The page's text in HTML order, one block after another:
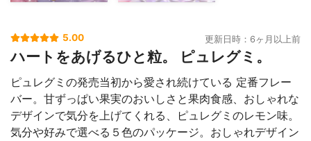
5.00 更新日時：6ヶ月以上前
ハートをあげるひと粒。 ピュレグミ。
ピュレグミの発売当初から愛され続けている 定番フレー
バー。甘ずっぱい果実のおいしさと果肉食感、おしゃれな
デザインで気分を上げてくれる、ピュレグミのレモン味。
気分や好みで選べる５色のパッケージ。おしゃれデザイン